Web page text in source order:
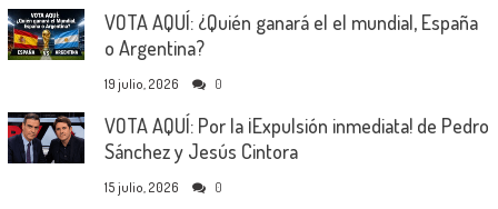
VOTA AQUÍ: ¿Quién ganará el el mundial, España
o Argentina?
19 julio, 2026 0
VOTA AQUÍ: Por la ¡Expulsión inmediata! de Pedro
Sánchez y Jesús Cintora
15 julio, 2026 0